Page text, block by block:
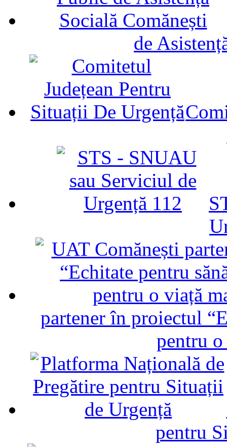
de
partener în proiectul
pentru
pentru